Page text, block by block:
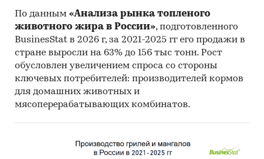
ООО "АЗОТ СЕРВИС"
ООО "ТЕХГАЗ"
ООО "ОКСИНИТ ПЛЮС"
ООО "ПРОМГАЗСЕРВИС"
ООО "М-Газ"
ООО "ЗАПСИБСАНТЕХГАЗ"
ООО "НЕОТОН ХОЛДИНГ"
По данным «Анализа рынка топленого
животного жира в России», подготовленного
BusinesStat в 2026 г, за 2021-2025 гг его продажи в
стране выросли на 63% до 156 тыс тонн. Рост
обусловлен увеличением спроса со стороны
ключевых потребителей: производителей кормов
для домашних животных и
мясоперерабатывающих комбинатов.